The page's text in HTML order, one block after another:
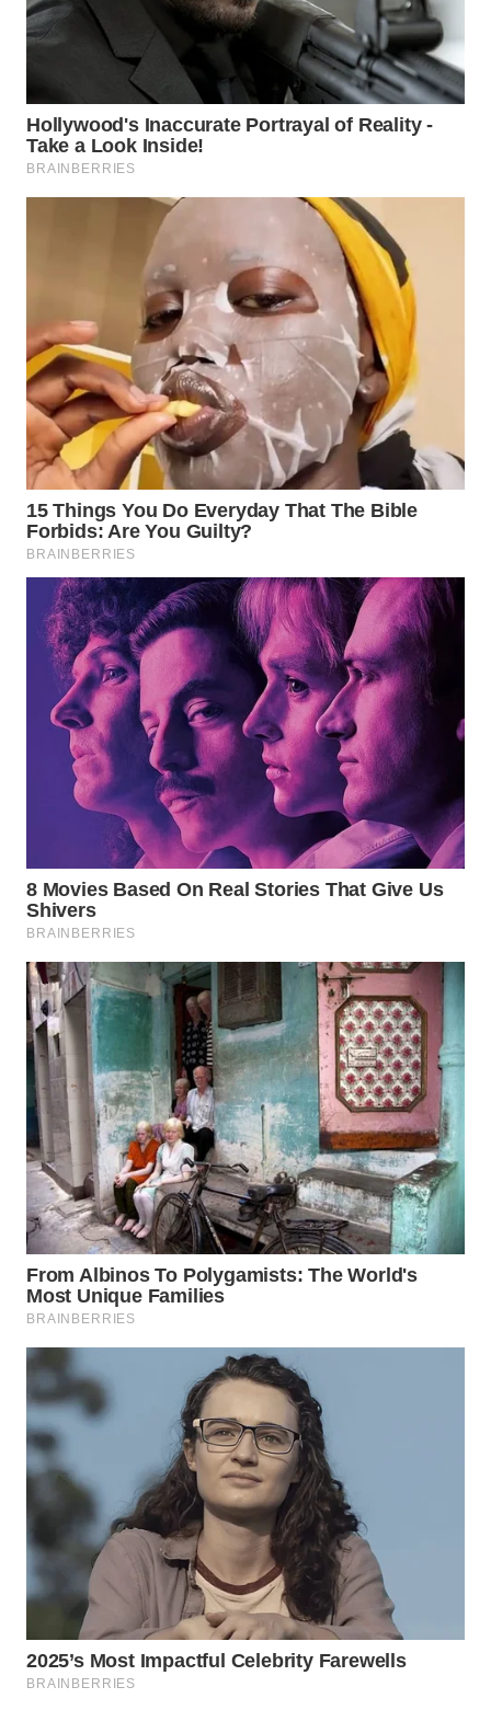
WN
KALTARA
WN
KALSEL
WN
GORONTALO
WN
SULUT
WN
MALUKU
WN
MALUT
WN
DAIRI
WN
DANAU
TOBA
NIAS
WN
LANGKAT
WN
TAPANULI
SELATAN
WN
TANJUNG
LESUNG
WN
KARO
WN
WN
LABUHANBATU
WN
TAPANULI
WN DELI
SERDANG
WN
TEBING